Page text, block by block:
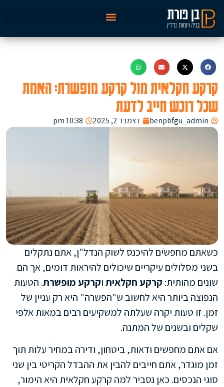
קרקע חקלאית מול קרקע מופשרת: האמת
שכל רוכש חייב לדעת
benpbfgu_admin דצמבר 2, 2025 10:38 pm
כשאתם מחפשים להיכנס לשוק הנדל"ן, אתם נתקלים
בשני מסלולים עיקריים שיכולים להיראות דומים, אך הם
שונים מהותית: קרקע חקלאיתוקרקע מופשרת. הטעות
הנפוצה ביותר היא לחשוב ש"הפשרה" היא רק עניין של
זמן. זו טעות יקרה שעלתה למשקיעים רבים במאות אלפי
שקלים ובשנים של המתנה.
אם אתם מחפשים ודאות, ביטחון, ודירה במחיר עלות תוך
זמן מוגדר, אתם חייבים להבין את ההבדל הקריטי בין שני
סוגי הנכסים. כאן נסביר למה קרקע חקלאית היא הימור,